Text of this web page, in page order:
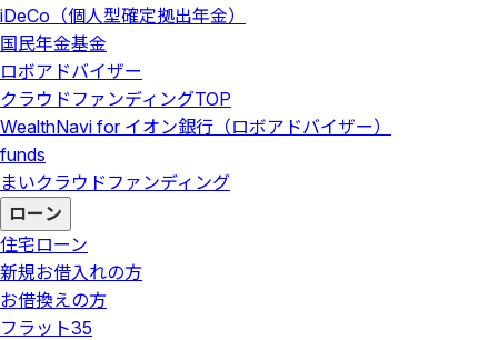
iDeCo（個人型確定拠出年金）
国民年金基金
ロボアドバイザー
クラウドファンディングTOP
WealthNavi for イオン銀行（ロボアドバイザー）
funds
まいクラウドファンディング
ローン
住宅ローン
新規お借入れの方
お借換えの方
フラット35